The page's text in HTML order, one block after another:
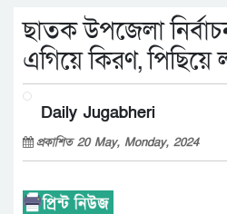
ছাতক উপজেলা
এগিয়ে কিরণ, পিছিয়ে
Daily Jugabheri
প্রকাশিত 20 May, Monday, 2024